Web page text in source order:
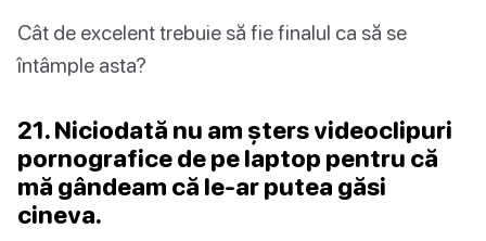
Cât de excelent trebuie să fie finalul ca să se
întâmple asta?
21. Niciodată nu am șters videoclipuri
pornografice de pe laptop pentru că
mă gândeam că le-ar putea găsi
cineva.